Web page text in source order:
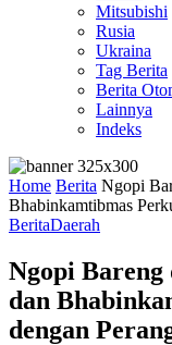
Mitsubishi
Rusia
Ukraina
Tag Berita
Berita
Lainnya
Indeks
Home Berita Ngopi
Bhabinkamtibmas
BeritaDaerah
Ngopi Bareng
dan
dengan